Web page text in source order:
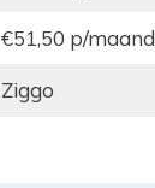
€51,50 p/maand
Ziggo